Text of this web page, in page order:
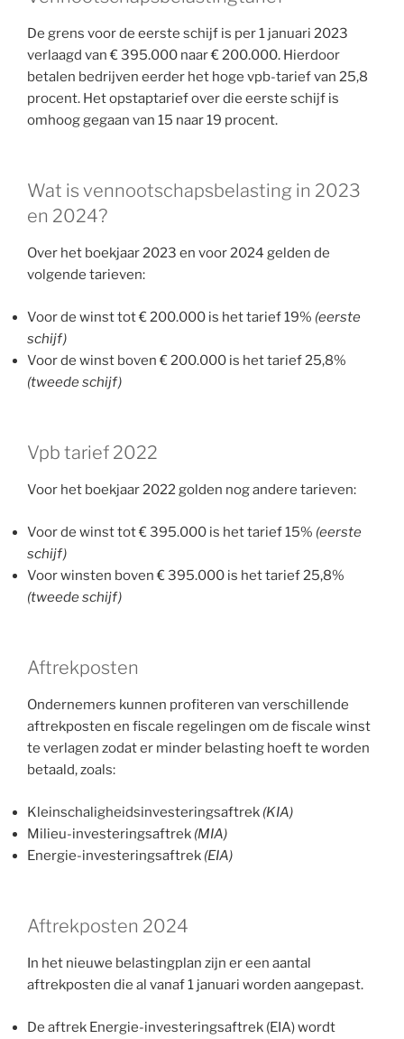
De grens voor de eerste schijf is per 1 januari 2023
verlaagd van € 395.000 naar € 200.000. Hierdoor
betalen bedrijven eerder het hoge vpb-tarief van 25,8
procent. Het opstaptarief over die eerste schijf is
omhoog gegaan van 15 naar 19 procent.
Wat is vennootschapsbelasting in 2023
en 2024?
Over het boekjaar 2023 en voor 2024 gelden de
volgende tarieven:
Voor de winst tot € 200.000 is het tarief 19% (eerste
schijf)
Voor de winst boven € 200.000 is het tarief 25,8%
(tweede schijf)
Vpb tarief 2022
Voor het boekjaar 2022 golden nog andere tarieven:
Voor de winst tot € 395.000 is het tarief 15% (eerste
schijf)
Voor winsten boven € 395.000 is het tarief 25,8%
(tweede schijf)
Aftrekposten
Ondernemers kunnen profiteren van verschillende
aftrekposten en fiscale regelingen om de fiscale winst
te verlagen zodat er minder belasting hoeft te worden
betaald, zoals:
Kleinschaligheidsinvesteringsaftrek (KIA)
Milieu-investeringsaftrek (MIA)
Energie-investeringsaftrek (EIA)
Aftrekposten 2024
In het nieuwe belastingplan zijn er een aantal
aftrekposten die al vanaf 1 januari worden aangepast.
De aftrek Energie-investeringsaftrek (EIA) wordt